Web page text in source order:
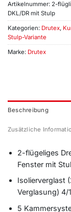
Artikelnummer: 2-
DKL/DR mit Stulp
Kategorien: Drutex,
Stulp-Variante
Marke: Drutex
Beschreibung
Zusätzliche
2-flügeliges
Fenster mit
Isolierverglast
Verglasung) 4/
5